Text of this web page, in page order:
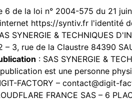
6 de la loi n° 2004-575 du 21
https://syntiv.fr l'identité
SYNERGIE & TECHNIQUES
– 3, rue de la Claustre 84390
: SAS SYNERGIE &
est une personne
FACTORY – contact@digit-
FRANCE SAS – 6